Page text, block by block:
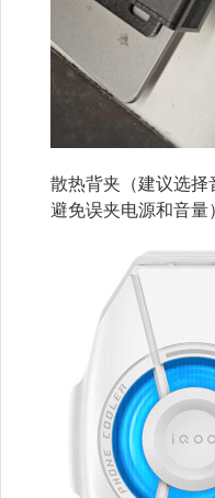
散热背夹（建议选择
避免误夹电源和音量